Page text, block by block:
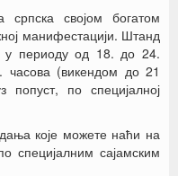
својом богатом
манифестацији. Штанд
у периоду од 18. до 24.
(викендом до 21
по специјалној
које можете наћи на
специјалним сајамским